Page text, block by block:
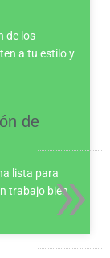
de los
a tu estilo y
de
lista para
trabajo bien»